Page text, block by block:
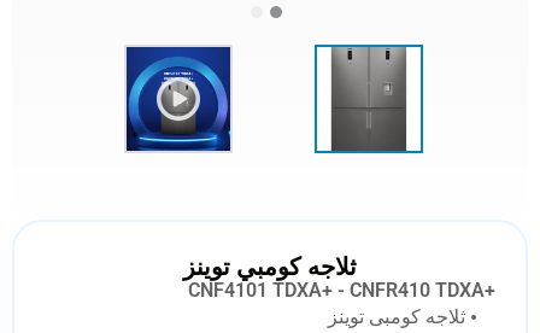
ثلاجه كومبي توينز
CNF4101 TDXA+ - CNFR410 TDXA+
• ثلاجه كومبى توينز